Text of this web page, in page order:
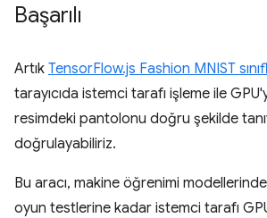
Başarılı
Artık TensorFlow.js Fashion MNIST
tarayıcıda istemci tarafı işleme ile
resimdeki pantolonu doğru şekilde
doğrulayabiliriz.
Bu aracı, makine öğrenimi
oyun testlerine kadar istemci tarafı